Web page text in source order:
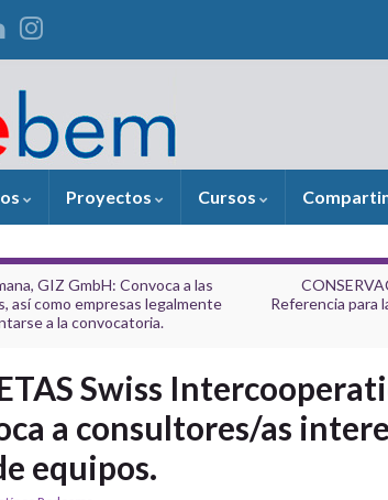
Proyectos Cursos
GIZ GmbH: Convoca a las
así como empresas legalmente
a la convocatoria.
Referencia para
Swiss
a consultores/as
equipos.